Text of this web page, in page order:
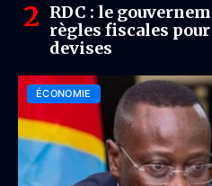
RDC : le
règles fiscales
devises
ÉCONOMIE